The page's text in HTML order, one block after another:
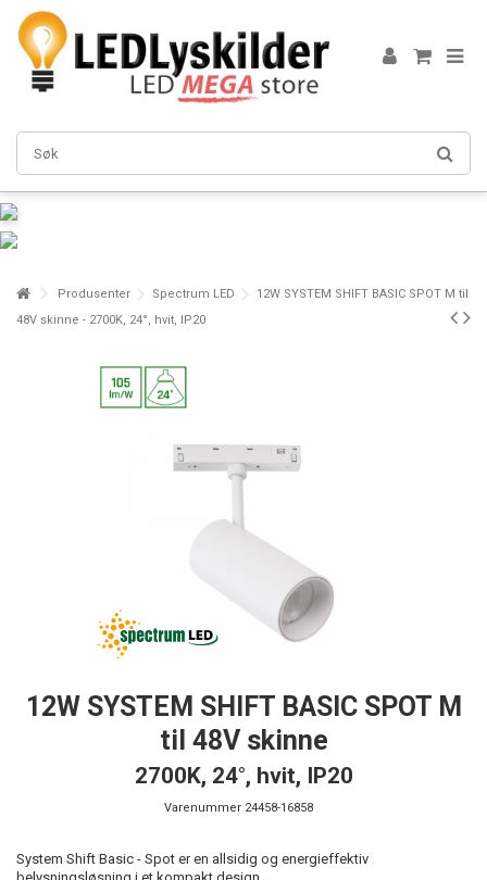
Produsenter Spectrum LED
12W SYSTEM SHIFT BASIC SPOT M til
48V skinne - 2700K, 24°, hvit, IP20
12W SYSTEM SHIFT BASIC SPOT M
til 48V skinne
2700K, 24°, hvit, IP20
Varenummer 24458-16858
System Shift Basic - Spot er en allsidig og energieffektiv